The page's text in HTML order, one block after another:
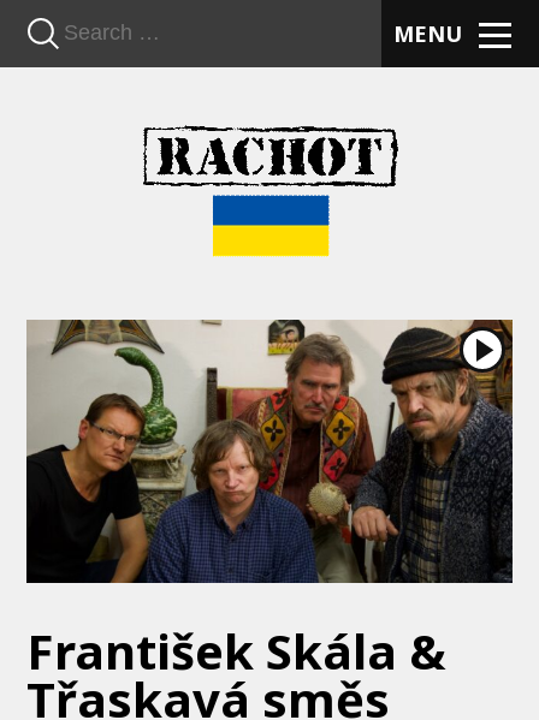
MENU
František Skála &
Třaskavá směs